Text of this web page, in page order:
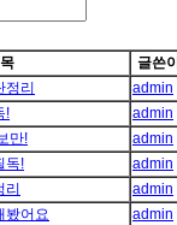
글쓴이
리 admin
! admin
만! admin
독! admin
admin
봤어요 admin